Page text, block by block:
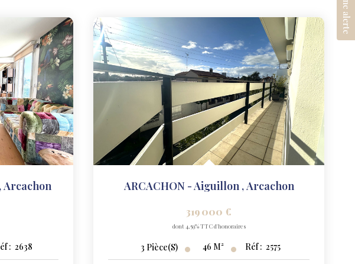
,Arcachon
: 2638
ARCACHON - Aiguillon ,Arcachon
319 000 €
dont 4,59% TTC d'honoraires
3 Pièce(s) 46 M² Réf : 2575